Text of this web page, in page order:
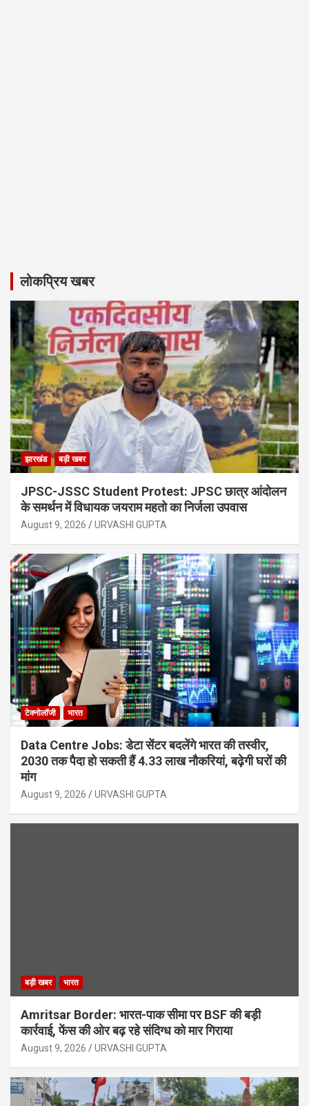
लोकप्रिय खबर
झारखंड बड़ी खबर
JPSC-JSSC Student Protest: JPSC छात्र आंदोलन
के समर्थन में विधायक जयराम महतो का निर्जला उपवास
August 9, 2026 URVASHI GUPTA
टेक्नोलॉजी भारत
Data Centre Jobs: डेटा सेंटर बदलेंगे भारत की तस्वीर,
2030 तक पैदा हो सकती हैं 4.33 लाख नौकरियां, बढ़ेगी घरों की
मांग
August 9, 2026 URVASHI GUPTA
बड़ी खबर भारत
Amritsar Border: भारत-पाक सीमा पर BSF की बड़ी
कार्रवाई, फेंस की ओर बढ़ रहे संदिग्ध को मार गिराया
August 9, 2026 URVASHI GUPTA